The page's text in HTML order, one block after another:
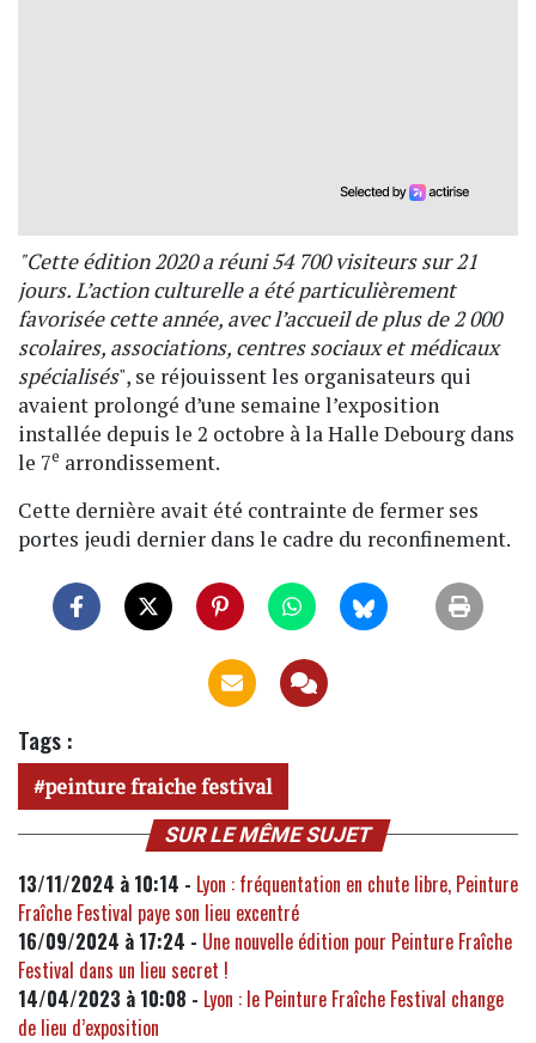
"Cette édition 2020 a réuni 54 700 visiteurs sur 21
jours. L’action culturelle a été particulièrement
favorisée cette année, avec l’accueil de plus de 2 000
scolaires, associations, centres sociaux et médicaux
spécialisés", se réjouissent les organisateurs qui
avaient prolongé d’une semaine l’exposition
installée depuis le 2 octobre à la Halle Debourg dans
le 7e arrondissement.
Cette dernière avait été contrainte de fermer ses
portes jeudi dernier dans le cadre du reconfinement.
Tags :
peinture fraiche festival
SUR LE MÊME SUJET
13/11/2024 à 10:14 - Lyon : fréquentation en chute libre, Peinture
Fraîche Festival paye son lieu excentré
16/09/2024 à 17:24 - Une nouvelle édition pour Peinture Fraîche
Festival dans un lieu secret !
14/04/2023 à 10:08 - Lyon : le Peinture Fraîche Festival change
de lieu d’exposition